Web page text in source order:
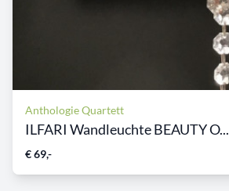
Anthologie Quartett
ILFARI Wandleuchte BEAUTY O...
€ 69,-